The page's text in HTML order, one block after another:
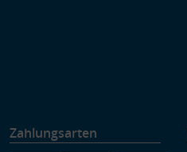
Zahlungsarten